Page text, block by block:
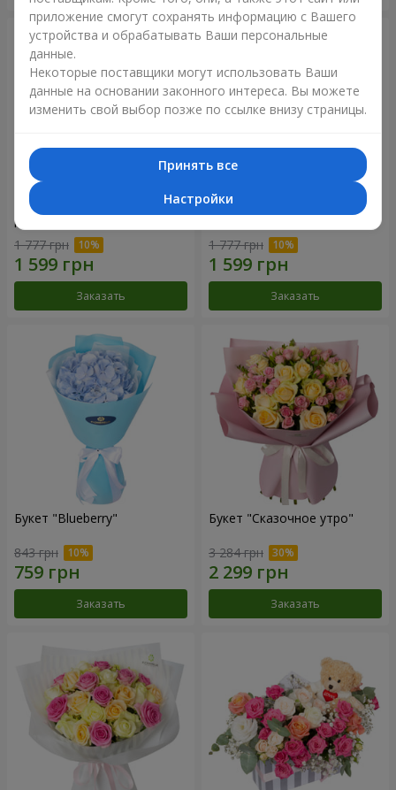
Композиция "Нежное
прикосновение"
1 777 грн
Заказать
Букет "Розовый вкус
1 777 грн
Заказать
Букет "Blueberry"
843 грн
Заказать
Букет "Сказочное утро"
3 284 грн
Заказать
приложение смогут сохранять информацию с Вашего
устройства и обрабатывать Ваши персональные
данные.
Некоторые поставщики могут использовать Ваши
данные на основании законного интереса. Вы можете
изменить свой выбор позже по ссылке внизу страницы.
Принять все
Настройки